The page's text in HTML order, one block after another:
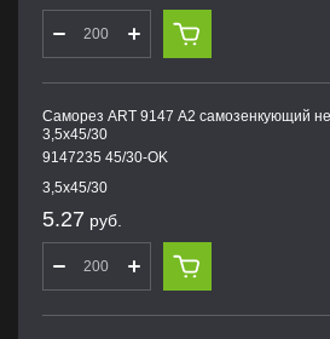
Саморез ART 9147 А2 самозенкующий
3,5х45/30
9147235 45/30-OK
3,5х45/30
5.27 руб.